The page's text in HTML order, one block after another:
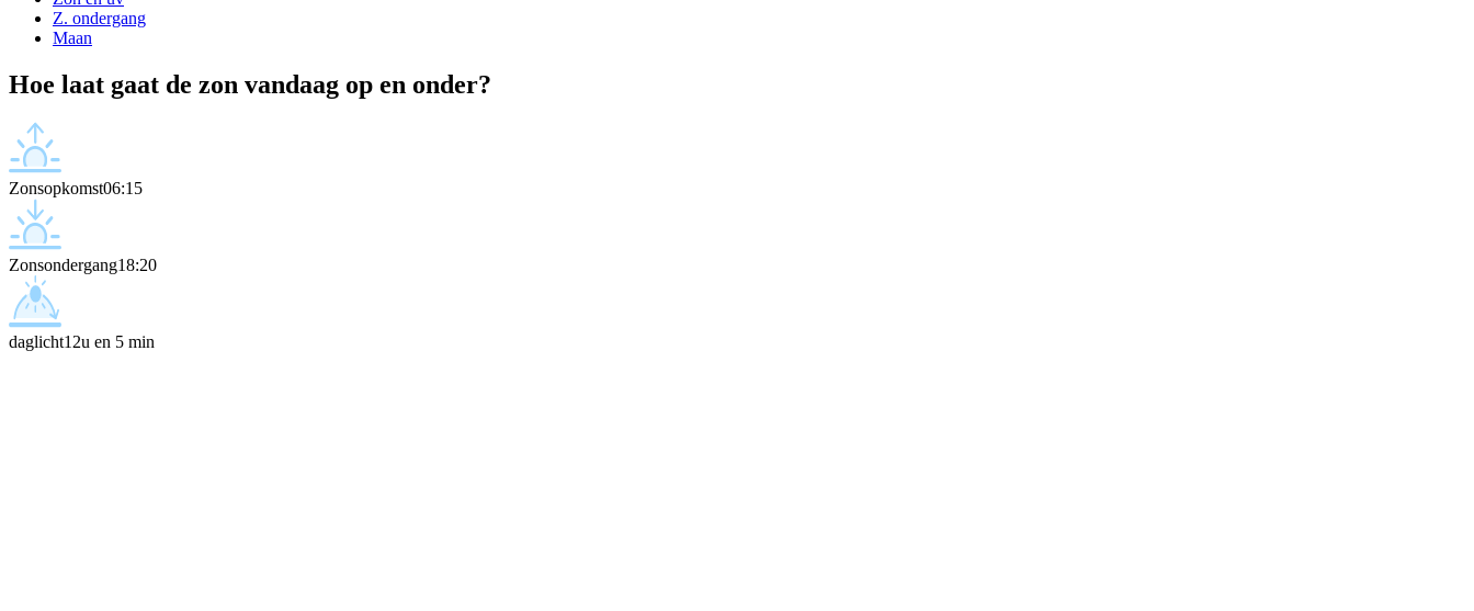
Z. ondergang
Maan
Hoe laat gaat de zon vandaag op en onder?
Zonsopkomst06:15
Zonsondergang18:20
daglicht12u en 5 min